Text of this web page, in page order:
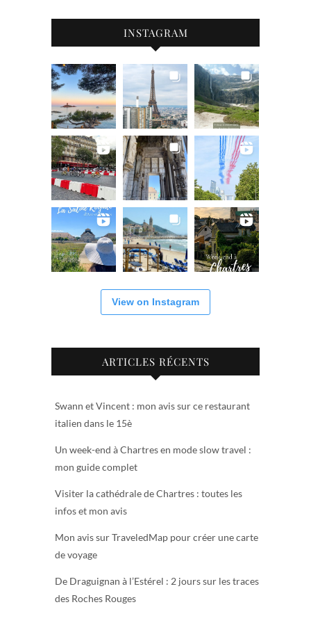
INSTAGRAM
View on Instagram
ARTICLES RÉCENTS
Swann et Vincent : mon avis sur ce restaurant
italien dans le 15è
Un week-end à Chartres en mode slow travel :
mon guide complet
Visiter la cathédrale de Chartres : toutes les
infos et mon avis
Mon avis sur TraveledMap pour créer une carte
de voyage
De Draguignan à l’Estérel : 2 jours sur les traces
des Roches Rouges